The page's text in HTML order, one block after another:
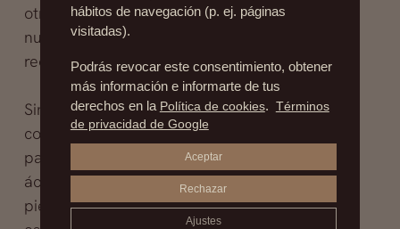
otro lado, si deseas una piel más hidratada y
nutrida, el ácido hialurónico es la opción
recomendada.
Sin embargo,cabe destacarque ambos
compuestos trabajaban muy bien en conjunto
para mantener la piel joven y saludable. El
ácido hialurónico atrae y retiene el agua en la
piel, mientras que el colágeno proporciona la
hábitos de navegación (p. ej. páginas
visitadas).
Podrás revocar este consentimiento, obtener
más información e informarte de tus
derechos en la Política de cookies. Términos
de privacidad de Google
Aceptar
Rechazar
Ajustes